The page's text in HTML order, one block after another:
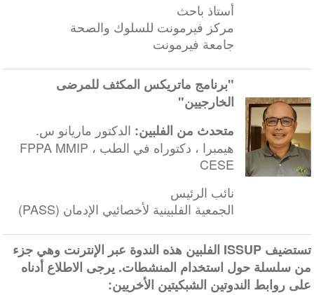
أستاذ باحث
مركز فيرمونت للسلوك والصحة
جامعة فيرمونت
"برنامج ماتريكس المكثف للمرضى
الخارجيين"
متحدث من الفلبين: الدكتور ماريانو س.
هيمبرا ، دكتوراه في الطب ، FPPA MMIP
CESE
نائب الرئيس
الجمعية الفلبينية لأخصائيي الإدمان (PASS)
تستضيف ISSUP الفلبين هذه الندوة عبر الإنترنت وهي جزء
من سلسلة حول استخدام المنشطات. يرجى الاطلاع أدناه
على روابط الندوتين الشبكيتين الأخريين: